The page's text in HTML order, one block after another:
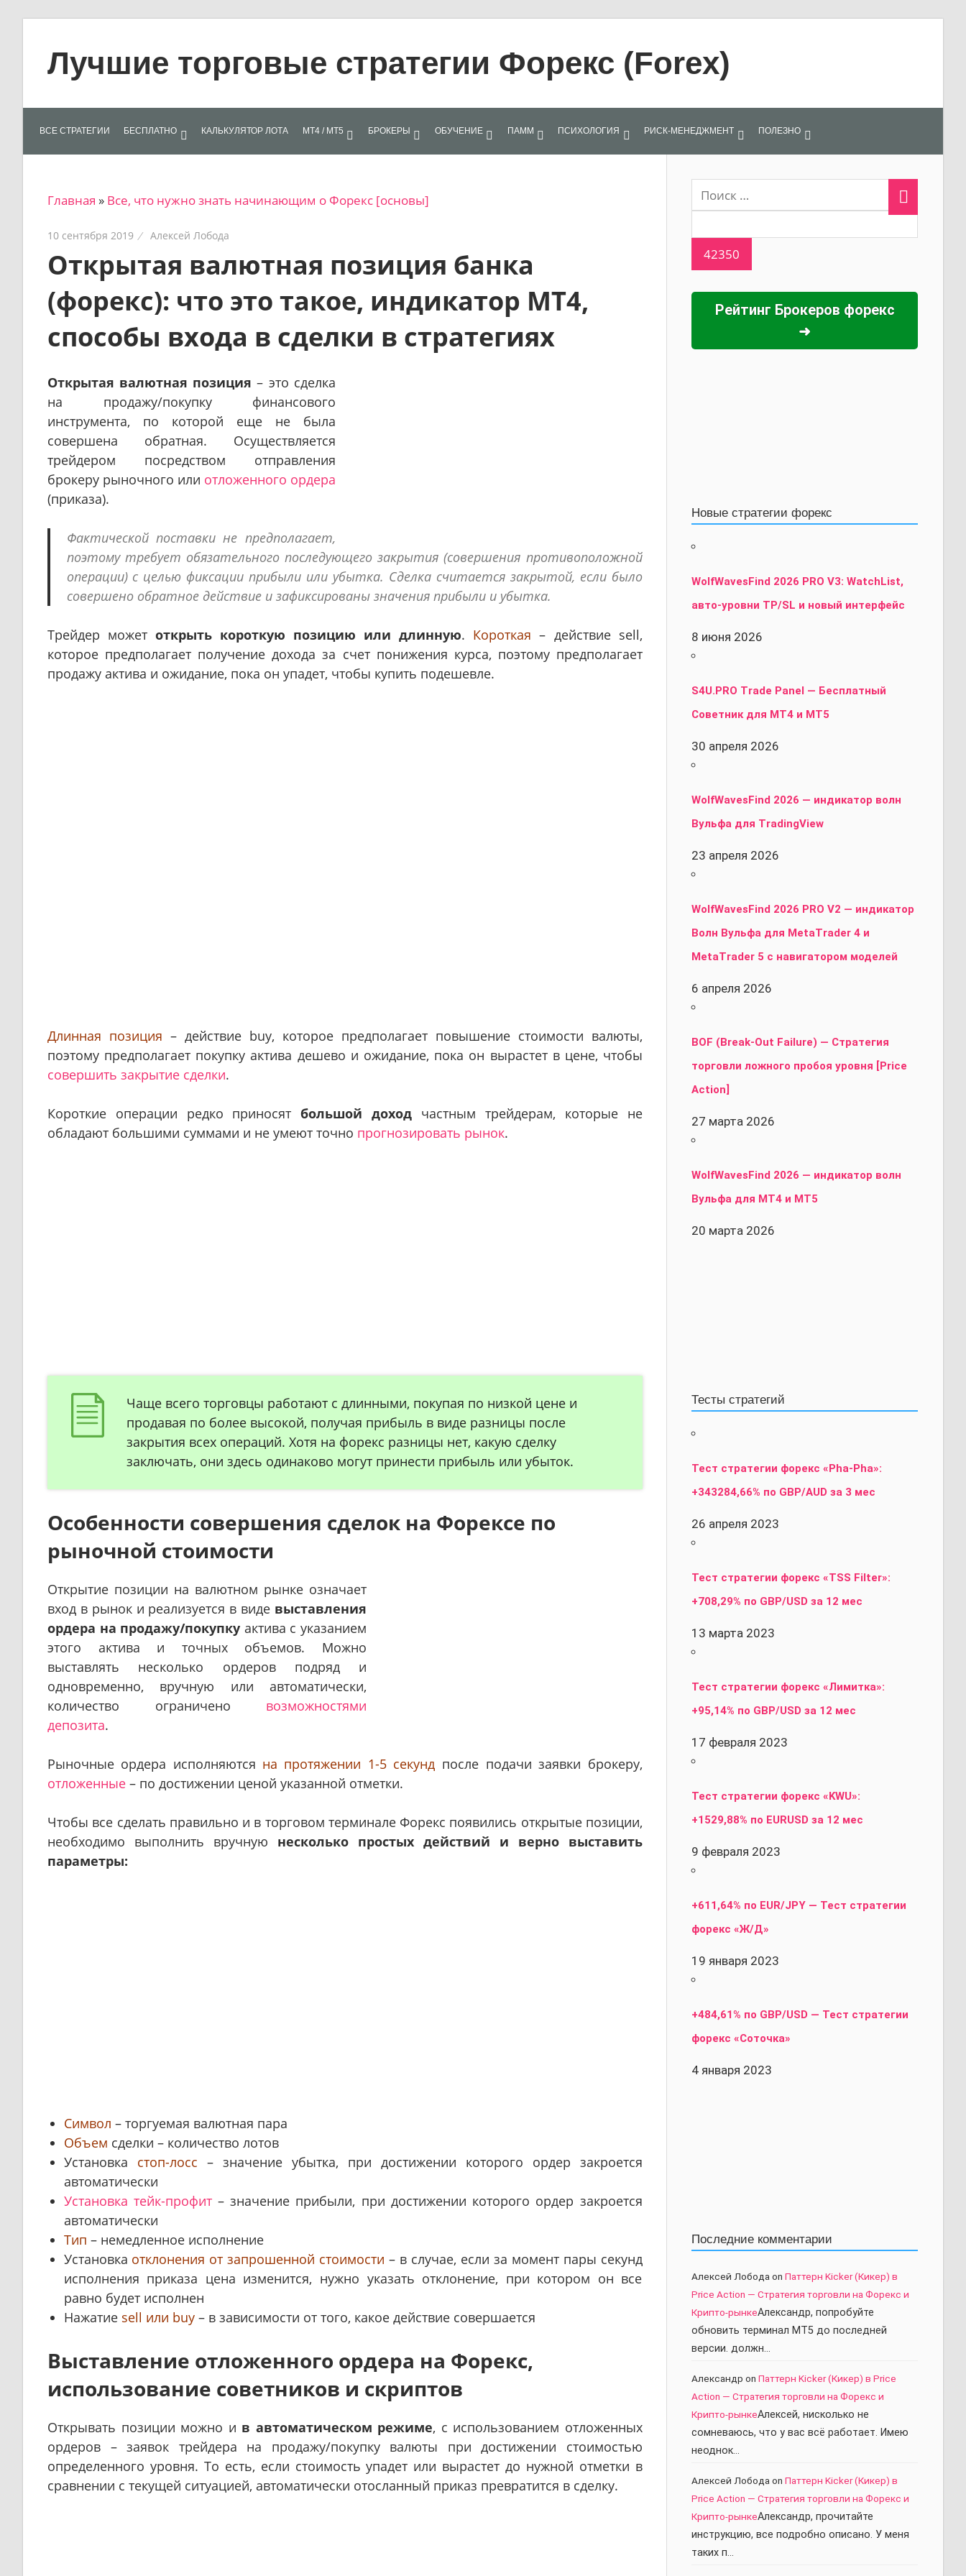
contentЛучшие торговые стратегии Форекс (Forex)
для
рынках:
сигналы,
новости…
ВСЕ СТРАТЕГИИ БЕСПЛАТНО КАЛЬКУЛЯТОР ЛОТА МТ4 / МТ5 БРОКЕРЫ ОБУЧЕНИЕ ПАММ ПСИХОЛОГИЯ РИСК-МЕНЕДЖМЕНТ ПОЛЕЗНО
Главная » Все, что нужно знать начинающим о Форекс [основы]
10 сентября 2019 Алексей Лобода
Открытая валютная позиция банка
(форекс): что это такое, индикатор МТ4,
способы входа в сделки в стратегиях
Открытая валютная позиция – это сделка
на продажу/покупку финансового
инструмента, по которой еще не была
совершена обратная. Осуществляется
трейдером посредством отправления
брокеру рыночного или отложенного ордера
(приказа).
Фактической поставки не предполагает,
поэтому требует обязательного последующего закрытия (совершения противоположной
операции) с целью фиксации прибыли или убытка. Сделка считается закрытой, если было
совершено обратное действие и зафиксированы значения прибыли и убытка.
Трейдер может открыть короткую позицию или длинную. Короткая – действие sell,
которое предполагает получение дохода за счет понижения курса, поэтому предполагает
продажу актива и ожидание, пока он упадет, чтобы купить подешевле.
Длинная позиция – действие buy, которое предполагает повышение стоимости валюты,
поэтому предполагает покупку актива дешево и ожидание, пока он вырастет в цене, чтобы
совершить закрытие сделки.
Короткие операции редко приносят большой доход частным трейдерам, которые не
обладают большими суммами и не умеют точно прогнозировать рынок.
Чаще всего торговцы работают с длинными, покупая по низкой цене и
продавая по более высокой, получая прибыль в виде разницы после
закрытия всех операций. Хотя на форекс разницы нет, какую сделку
заключать, они здесь одинаково могут принести прибыль или убыток.
Особенности совершения сделок на Форексе по
рыночной стоимости
Открытие позиции на валютном рынке означает
вход в рынок и реализуется в виде выставления
ордера на продажу/покупку актива с указанием
этого актива и точных объемов. Можно
выставлять несколько ордеров подряд и
одновременно, вручную или автоматически,
количество ограничено возможностями
депозита.
Рыночные ордера исполняются на протяжении 1-5 секунд после подачи заявки брокеру,
отложенные – по достижении ценой указанной отметки.
Чтобы все сделать правильно и в торговом терминале Форекс появились открытые позиции,
необходимо выполнить вручную несколько простых действий и верно выставить
параметры:
Символ – торгуемая валютная пара
Объем сделки – количество лотов
Установка стоп-лосс – значение убытка, при достижении которого ордер закроется
автоматически
Установка тейк-профит– значение прибыли, при достижении которого ордер закроется
автоматически
Тип – немедленное исполнение
Установка отклонения от запрошенной стоимости – в случае, если за момент пары секунд
исполнения приказа цена изменится, нужно указать отклонение, при котором он все
равно будет исполнен
Нажатие sell или buy– в зависимости от того, какое действие совершается
Выставление отложенного ордера на Форекс,
использование советников и скриптов
Открывать позиции можно и в автоматическом режиме, с использованием отложенных
ордеров – заявок трейдера на продажу/покупку валюты при достижении стоимостью
определенного уровня. То есть, если стоимость упадет или вырастет до нужной отметки в
сравнении с текущей ситуацией, автоматически отосланный приказ превратится в сделку.
Рейтинг Брокеров форекс
➜
Новые стратегии форекс
WolfWavesFind 2026 PRO V3: WatchList,
авто-уровни TP/SL и новый интерфейс
8 июня 2026
S4U.PRO Trade Panel — Бесплатный
Советник для MT4 и MT5
30 апреля 2026
WolfWavesFind 2026 — индикатор волн
Вульфа для TradingView
23 апреля 2026
WolfWavesFind 2026 PRO V2 — индикатор
Волн Вульфа для MetaTrader 4 и
MetaTrader 5 с навигатором моделей
6 апреля 2026
BOF (Break-Out Failure) — Стратегия
торговли ложного пробоя уровня [Price
Action]
27 марта 2026
WolfWavesFind 2026 — индикатор волн
Вульфа для MT4 и MT5
20 марта 2026
Тесты стратегий
Тест стратегии форекс «Pha-Pha»:
+343284,66% по GBP/AUD за 3 мес
26 апреля 2023
Тест стратегии форекс «TSS Filter»:
+708,29% по GBP/USD за 12 мес
13 марта 2023
Тест стратегии форекс «Лимитка»:
+95,14% по GBP/USD за 12 мес
17 февраля 2023
Тест стратегии форекс «KWU»:
+1529,88% по EURUSD за 12 мес
9 февраля 2023
+611,64% по EUR/JPY — Тест стратегии
форекс «Ж/Д»
19 января 2023
+484,61% по GBP/USD — Тест стратегии
форекс «Соточка»
4 января 2023
Последние комментарии
Алексей Лободаon Паттерн Kicker (Кикер) в
Price Action — Стратегия торговли на Форекс и
Крипто-рынкеАлександр, попробуйте
обновить терминал МТ5 до последней
версии. должн…
Александр on Паттерн Kicker (Кикер) в Price
Action — Стратегия торговли на Форекс и
Крипто-рынкеАлексей, нисколько не
сомневаюсь, что у вас всё работает. Имею
неоднок…
Алексей Лободаon Паттерн Kicker (Кикер) в
Price Action — Стратегия торговли на Форекс и
Крипто-рынкеАлександр, прочитайте
инструкцию, все подробно описано. У меня
таких п…